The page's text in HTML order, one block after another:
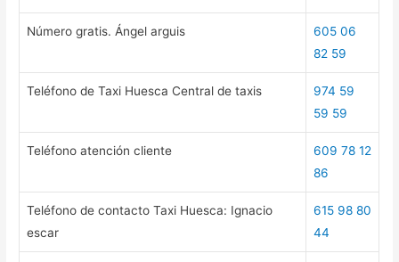
Número gratis. Ángel arguis
605 06
82 59
Teléfono de Taxi Huesca Central de taxis
974 59
59 59
Teléfono atención cliente
609 78 12
86
Teléfono de contacto Taxi Huesca: Ignacio
escar
615 98 80
44